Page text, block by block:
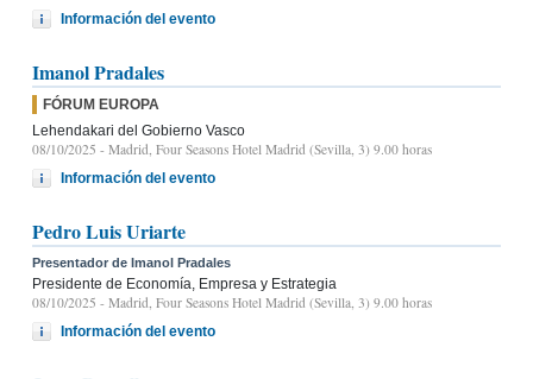
Información del evento
Imanol Pradales
FÓRUM EUROPA
Lehendakari del Gobierno Vasco
08/10/2025 - Madrid, Four Seasons Hotel Madrid (Sevilla, 3) 9.00 horas
Información del evento
Pedro Luis Uriarte
Presentador de Imanol Pradales
Presidente de Economía, Empresa y Estrategia
08/10/2025 - Madrid, Four Seasons Hotel Madrid (Sevilla, 3) 9.00 horas
Información del evento